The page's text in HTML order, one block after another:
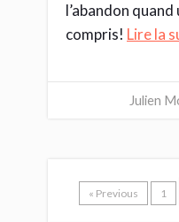
l’abandon quand
compris! Lire la
Julien
« Previous 1